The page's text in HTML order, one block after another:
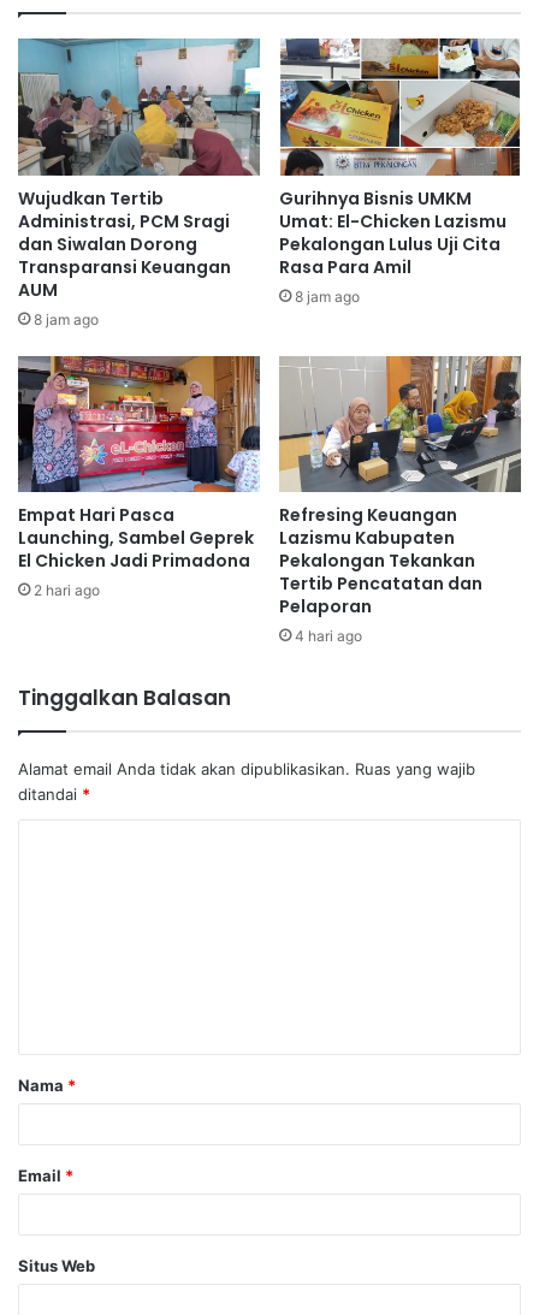
Wujudkan Tertib
Administrasi, PCM Sragi
dan Siwalan Dorong
Transparansi Keuangan
AUM
8 jam ago
Gurihnya Bisnis UMKM
Umat: El-Chicken Lazismu
Pekalongan Lulus Uji Cita
Rasa Para Amil
8 jam ago
Empat Hari Pasca
Launching, Sambel Geprek
El Chicken Jadi Primadona
2 hari ago
Refresing Keuangan
Lazismu Kabupaten
Pekalongan Tekankan
Tertib Pencatatan dan
Pelaporan
4 hari ago
Tinggalkan Balasan
Alamat email Anda tidak akan dipublikasikan. Ruas yang wajib
ditandai *
a
r
Nama *
Email *
Situs Web